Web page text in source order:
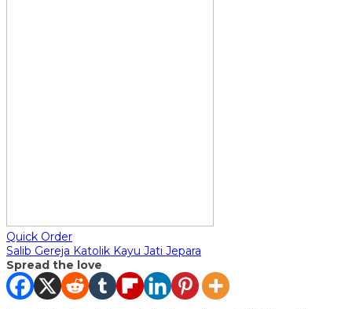
Quick Order
Salib Gereja Katolik Kayu Jati Jepara
Spread the love